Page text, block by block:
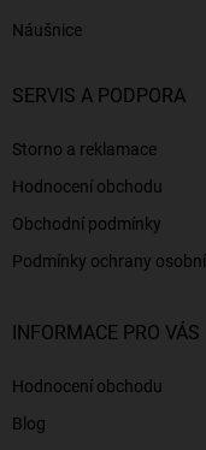
Náušnice
SERVIS A PODPORA
Storno a reklamace
Hodnocení obchodu
Obchodní podmínky
Podmínky ochrany
INFORMACE PRO VÁS
Hodnocení obchodu
Blog